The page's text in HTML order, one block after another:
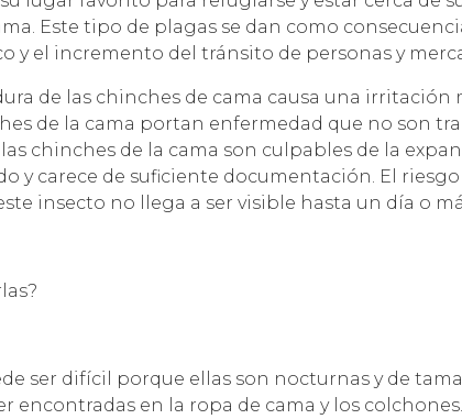
Este tipo de plagas se dan como
y el incremento del tránsito de personas y
de las chinches de cama causa una
de la cama portan enfermedad que no son
chinches de la cama son culpables de la
y carece de suficiente documentación. El
insecto no llega a ser visible hasta un día o
ser difícil porque ellas son nocturnas y de
encontradas en la ropa de cama y los